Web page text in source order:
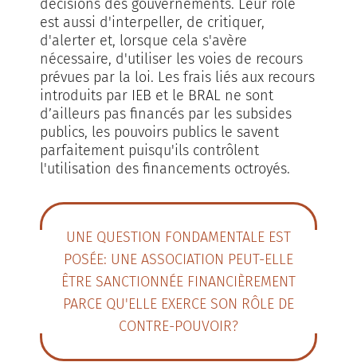
décisions des gouvernements. Leur rôle
est aussi d'interpeller, de critiquer,
d'alerter et, lorsque cela s'avère
nécessaire, d'utiliser les voies de recours
prévues par la loi. Les frais liés aux recours
introduits par IEB et le BRAL ne sont
d’ailleurs pas financés par les subsides
publics, les pouvoirs publics le savent
parfaitement puisqu'ils contrôlent
l'utilisation des financements octroyés.
UNE QUESTION FONDAMENTALE EST
POSÉE: UNE ASSOCIATION PEUT-ELLE
ÊTRE SANCTIONNÉE FINANCIÈREMENT
PARCE QU'ELLE EXERCE SON RÔLE DE
CONTRE-POUVOIR?